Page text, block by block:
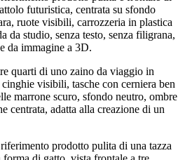
futuristica, centrata su sfondo
ruote visibili, carrozzeria in plastica
da studio, senza testo, senza filigrana,
da immagine a 3D.
quarti di uno zaino da viaggio in
visibili, tasche con cerniera ben
marrone scuro, sfondo neutro, ombre
centrata, adatta alla creazione di un
prodotto pulita di una tazza